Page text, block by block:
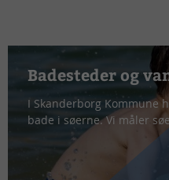
Badesteder og
I Skanderborg Kommune
bade i søerne. Vi måler